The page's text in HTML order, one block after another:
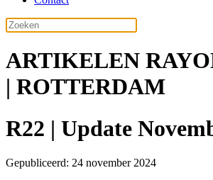
ARTIKELEN
| ROTTERDAM
R22 | Update
Gepubliceerd: 24 november 2024